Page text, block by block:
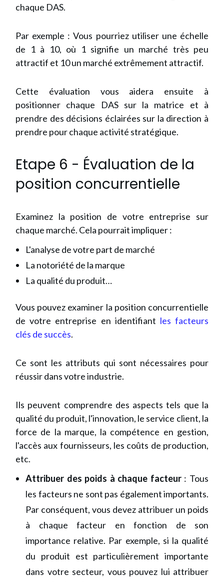
chaque DAS.
Par exemple : Vous pourriez utiliser une échelle
de 1 à 10, où 1 signifie un marché très peu
attractif et 10 un marché extrêmement attractif.
Cette évaluation vous aidera ensuite à
positionner chaque DAS sur la matrice et à
prendre des décisions éclairées sur la direction à
prendre pour chaque activité stratégique.
Etape 6 - Évaluation de la
position concurrentielle
Examinez la position de votre entreprise sur
chaque marché. Cela pourrait impliquer :
L'analyse de votre part de marché
La notoriété de la marque
La qualité du produit…
Vous pouvez examiner la position concurrentielle
de votre entreprise en identifiant les facteurs
clés de succès.
Ce sont les attributs qui sont nécessaires pour
réussir dans votre industrie.
Ils peuvent comprendre des aspects tels que la
qualité du produit, l'innovation, le service client, la
force de la marque, la compétence en gestion,
l'accès aux fournisseurs, les coûts de production,
etc.
Attribuer des poids à chaque facteur : Tous
les facteurs ne sont pas également importants.
Par conséquent, vous devez attribuer un poids
à chaque facteur en fonction de son
importance relative. Par exemple, si la qualité
du produit est particulièrement importante
dans votre secteur, vous pouvez lui attribuer